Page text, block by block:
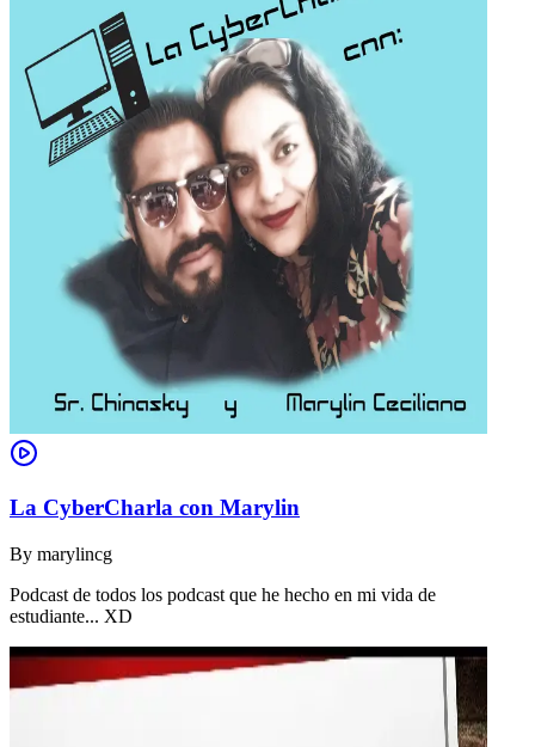
La CyberCharla con Marylin
By marylincg
Podcast de todos los podcast que he hecho en mi vida de
estudiante... XD